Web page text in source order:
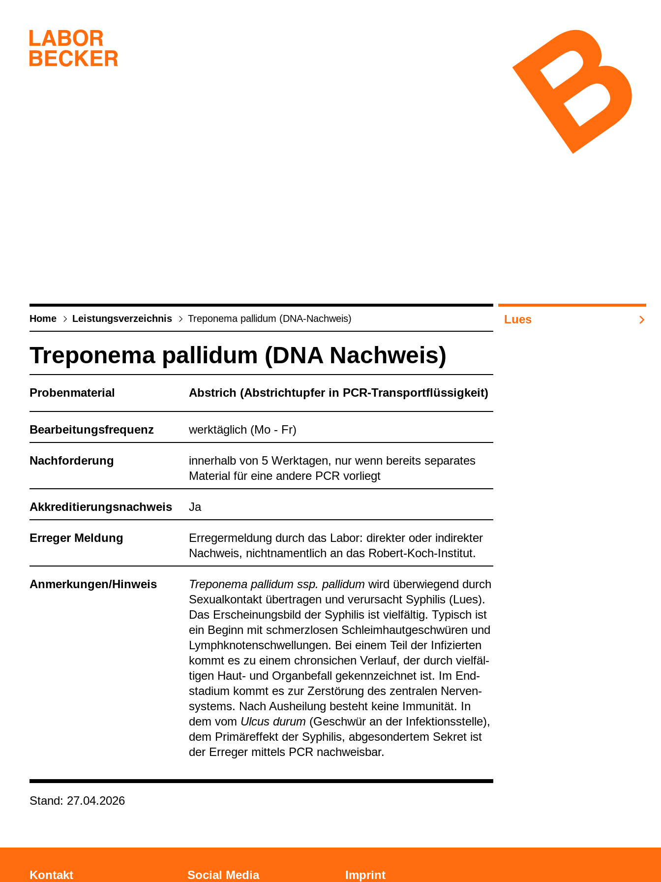
Home Leis­tungs­ver­zeich­nis Tre­po­nema palli­dum (DNA-​Nach­weis)
Tre­po­nema palli­dum (DNA Nach­weis)
Pro­ben­ma­te­rial Abstrich (Abst­rich­tup­fer in PCR-​Trans­port­flüs­sig­keit)
Bear­bei­tungs­fre­quenz werk­täg­lich (Mo - Fr)
Nach­for­de­rung
inner­halb von 5 Werk­ta­gen, nur wenn bereits sepa­ra­tes
Mate­rial für eine andere PCR vor­liegt
Akkre­di­tie­rungs­nach­weis Ja
Erre­ger Mel­dung
Erre­ger­mel­dung durch das Labor: direk­ter oder indi­rek­ter
Nach­weis, nicht­na­ment­lich an das Robert-​Koch-​Insti­tut.
Anmer­kun­gen/Hin­weis Tre­po­nema palli­dum ssp. palli­dum wird über­wie­gend durch
Sexu­al­kon­takt über­tra­gen und ver­ur­sacht Syphi­lis (Lues).
Das Erschei­nungs­bild der Syphi­lis ist viel­fäl­tig. Typisch ist
ein Beginn mit schmerz­lo­sen Schleim­haut­ge­schwü­ren und
Lymph­kno­ten­schwel­lun­gen. Bei einem Teil der Infi­zier­ten
kommt es zu einem chron­si­chen Ver­lauf, der durch viel­fäl­
ti­gen Haut-​ und Organ­be­fall gekenn­zeich­net ist. Im End­
sta­dium kommt es zur Zer­stö­rung des zen­tra­len Ner­ven­
sys­tems. Nach Aus­hei­lung besteht keine Immu­ni­tät. In
dem vom Ulcus durum (Geschwür an der Infek­ti­ons­stelle),
dem Pri­mär­ef­fekt der Syphi­lis, abge­son­der­tem Sekret ist
der Erre­ger mit­tels PCR nach­weis­bar.
Stand: 27.04.2026
Lues
Kontakt Social Media Imprint